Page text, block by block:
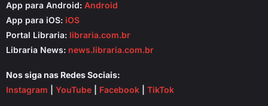
App para Android: Android
App para iOS: iOS
Portal Libraria: libraria.com.br
Libraria News: news.libraria.com.br
Nos siga nas Redes Sociais:
Instagram
YouTube Facebook TikTok